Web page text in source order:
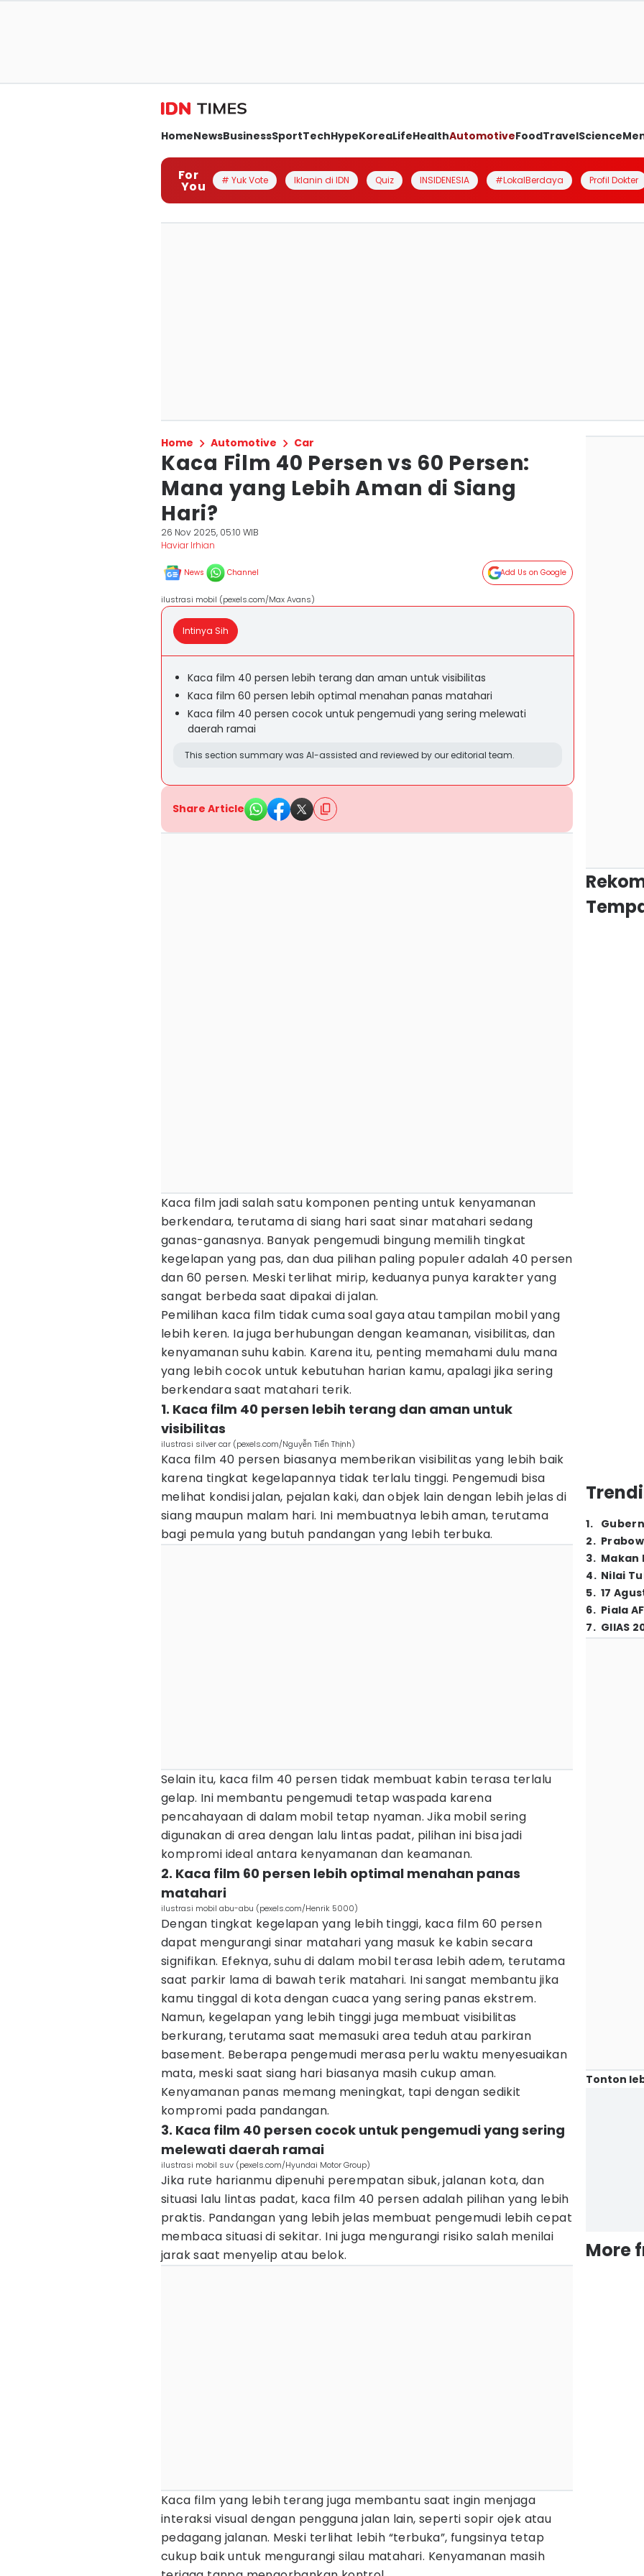
HomeNewsBusinessSportTechHypeKoreaLifeHealthAutomotiveFoodTravelScience
For
You # Yuk Vote Iklanin di IDN Quiz INSIDENESIA #LokalBerdaya Profil Dokter
Home Automotive Car
Kaca Film 40 Persen vs 60 Persen:
Mana yang Lebih Aman di Siang
Hari?
26 Nov 2025, 05:10 WIB
Haviar Irhian
News Channel Add Us on Google
ilustrasi mobil (pexels.com/Max Avans)
Intinya Sih
Kaca film 40 persen lebih terang dan aman untuk visibilitas
Kaca film 60 persen lebih optimal menahan panas matahari
Kaca film 40 persen cocok untuk pengemudi yang sering melewati
daerah ramai
This section summary was AI-assisted and reviewed by our editorial team.
Share Article
Kaca film jadi salah satu komponen penting untuk kenyamanan
berkendara, terutama di siang hari saat sinar matahari sedang
ganas-ganasnya. Banyak pengemudi bingung memilih tingkat
kegelapan yang pas, dan dua pilihan paling populer adalah 40 persen
dan 60 persen. Meski terlihat mirip, keduanya punya karakter yang
sangat berbeda saat dipakai di jalan.
Pemilihan kaca film tidak cuma soal gaya atau tampilan mobil yang
lebih keren. Ia juga berhubungan dengan keamanan, visibilitas, dan
kenyamanan suhu kabin. Karena itu, penting memahami dulu mana
yang lebih cocok untuk kebutuhan harian kamu, apalagi jika sering
berkendara saat matahari terik.
1. Kaca film 40 persen lebih terang dan aman untuk
visibilitas
ilustrasi silver car (pexels.com/Nguyễn Tiến Thịnh)
Kaca film 40 persen biasanya memberikan visibilitas yang lebih baik
karena tingkat kegelapannya tidak terlalu tinggi. Pengemudi bisa
melihat kondisi jalan, pejalan kaki, dan objek lain dengan lebih jelas di
siang maupun malam hari. Ini membuatnya lebih aman, terutama
bagi pemula yang butuh pandangan yang lebih terbuka.
Selain itu, kaca film 40 persen tidak membuat kabin terasa terlalu
gelap. Ini membantu pengemudi tetap waspada karena
pencahayaan di dalam mobil tetap nyaman. Jika mobil sering
digunakan di area dengan lalu lintas padat, pilihan ini bisa jadi
kompromi ideal antara kenyamanan dan keamanan.
2. Kaca film 60 persen lebih optimal menahan panas
matahari
ilustrasi mobil abu-abu (pexels.com/Henrik 5000)
Dengan tingkat kegelapan yang lebih tinggi, kaca film 60 persen
dapat mengurangi sinar matahari yang masuk ke kabin secara
signifikan. Efeknya, suhu di dalam mobil terasa lebih adem, terutama
saat parkir lama di bawah terik matahari. Ini sangat membantu jika
kamu tinggal di kota dengan cuaca yang sering panas ekstrem.
Namun, kegelapan yang lebih tinggi juga membuat visibilitas
berkurang, terutama saat memasuki area teduh atau parkiran
basement. Beberapa pengemudi merasa perlu waktu menyesuaikan
mata, meski saat siang hari biasanya masih cukup aman.
Kenyamanan panas memang meningkat, tapi dengan sedikit
kompromi pada pandangan.
3. Kaca film 40 persen cocok untuk pengemudi yang sering
melewati daerah ramai
ilustrasi mobil suv (pexels.com/Hyundai Motor Group)
Jika rute harianmu dipenuhi perempatan sibuk, jalanan kota, dan
situasi lalu lintas padat, kaca film 40 persen adalah pilihan yang lebih
praktis. Pandangan yang lebih jelas membuat pengemudi lebih cepat
membaca situasi di sekitar. Ini juga mengurangi risiko salah menilai
jarak saat menyelip atau belok.
Kaca film yang lebih terang juga membantu saat ingin menjaga
interaksi visual dengan pengguna jalan lain, seperti sopir ojek atau
pedagang jalanan. Meski terlihat lebih “terbuka”, fungsinya tetap
cukup baik untuk mengurangi silau matahari. Kenyamanan masih
1.
2.
3. Makan
4. Nilai
5. 17
6. Piala
7. GIIAS
Tonton
More